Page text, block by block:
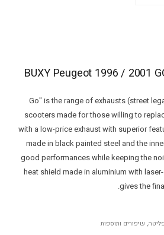
"Go" is the range of exhausts (street
scooters made for those willing to
with a low-price exhaust with superior
made in black painted steel and the
good performances while keeping the
heat shield made in aluminium with
gives the
, שיפורים ותוספות